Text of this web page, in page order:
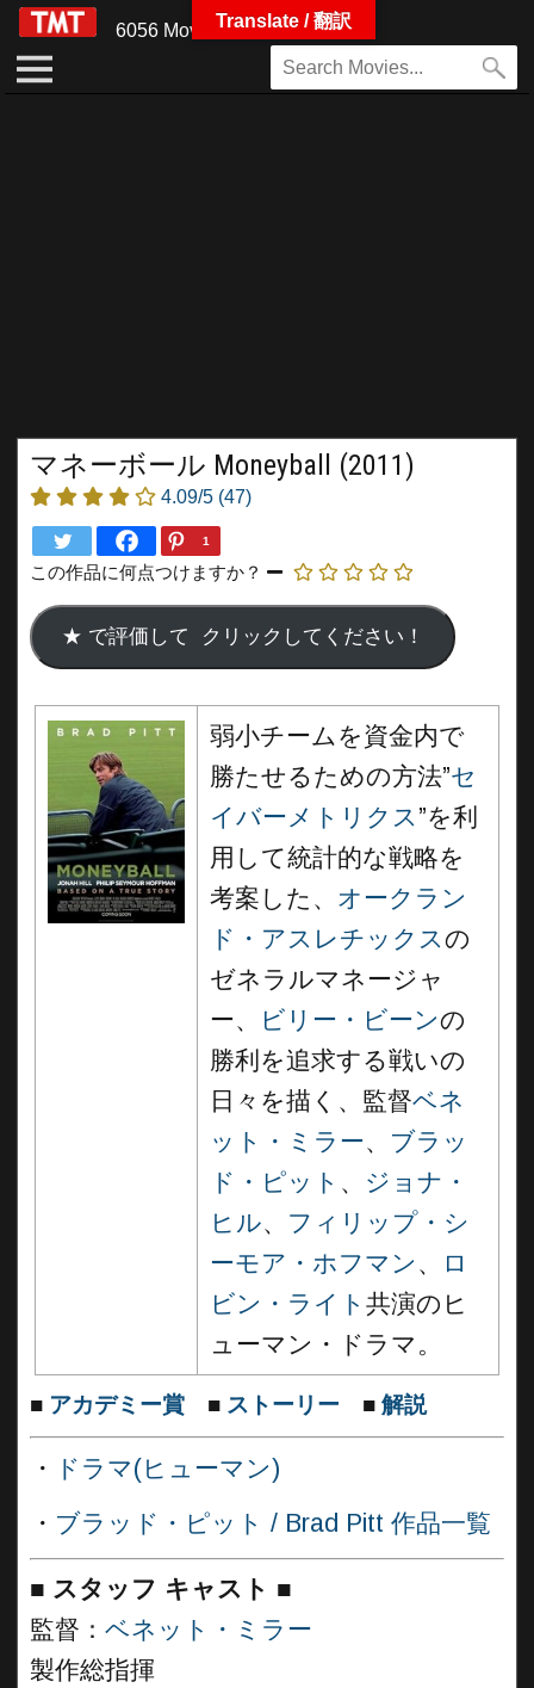
6056 Movies
マネーボール Moneyball (2011)
4.09/5 (47)
1
この作品に何点つけますか？
弱小チームを資金内で
勝たせるための方法”セ
イバーメトリクス”を利
用して統計的な戦略を
考案した、 オークラン
ド・アスレチックスの
ゼネラルマネージャ
ー、
ビリー・ビーンの
勝利を追求する戦いの
日々を描く、監督ベネ
ット・ミラー、 ブラッ
ド・ピット 、 ジョナ・
ヒル、 フィリップ・シ
ーモア・ホフマン 、
ロ
ビン・ライト 共演のヒ
ューマン・ドラマ。
■ アカデミー賞 ■ ストーリー ■ 解説
・
ドラマ(ヒューマン)
・ ブラッド・ピット / Brad Pitt 作品一覧
■ スタッフ キャスト ■
監督： ベネット・ミラー
製作総指揮
Translate / 翻訳